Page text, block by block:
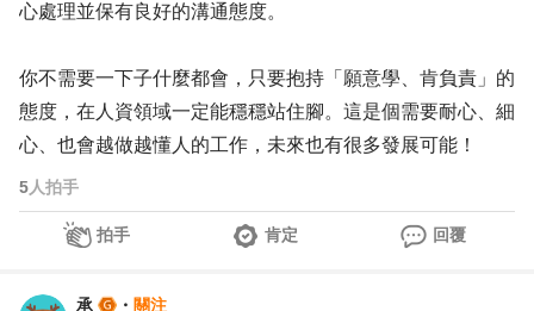
心處理並保有良好的溝通態度。
你不需要一下子什麼都會，只要抱持「願意學、肯負責」的
態度，在人資領域一定能穩穩站住腳。這是個需要耐心、細
心、也會越做越懂人的工作，未來也有很多發展可能！
5人拍手
拍手 肯定 回覆
承 ・ 關注